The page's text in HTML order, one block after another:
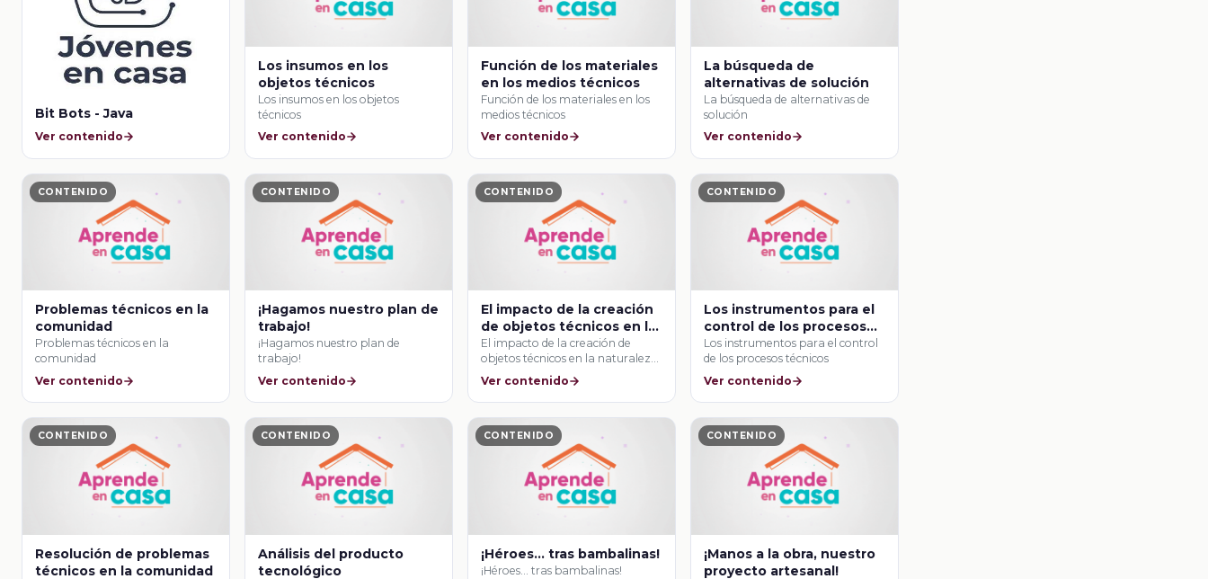
Bit Bots - Java
Ver contenido
Los insumos en los
objetos técnicos
Los insumos en los objetos
técnicos
Ver contenido
Función de los materiales
en los medios técnicos
Función de los materiales en los
medios técnicos
Ver contenido
La búsqueda de
alternativas de solución
La búsqueda de alternativas de
solución
Ver contenido
CONTENIDO
Problemas técnicos en la
comunidad
Problemas técnicos en la
comunidad
Ver contenido
CONTENIDO
¡Hagamos nuestro plan de
trabajo!
¡Hagamos nuestro plan de
trabajo!
Ver contenido
CONTENIDO
El impacto de la creación
de objetos técnicos en la
naturaleza y la sociedad
El impacto de la creación de
objetos técnicos en la naturaleza
y …
Ver contenido
CONTENIDO
Los instrumentos para el
control de los procesos
técnicos
Los instrumentos para el control
de los procesos técnicos
Ver contenido
CONTENIDO
Resolución de problemas
técnicos en la comunidad
CONTENIDO
Análisis del producto
tecnológico
CONTENIDO
¡Héroes… tras bambalinas!
¡Héroes… tras bambalinas!
CONTENIDO
¡Manos a la obra, nuestro
proyecto artesanal!